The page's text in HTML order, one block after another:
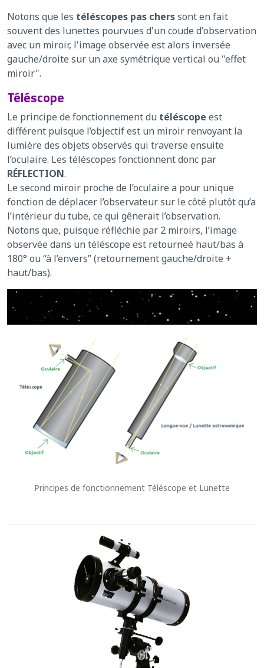
Notons que les téléscopes pas cherssont en fait
souvent des lunettes pourvues d'un coude d'observation
avec un miroir, l'image observée est alors inversée
gauche/droite sur un axe symétrique vertical ou "effet
miroir".
Téléscope
Le principe de fonctionnement du téléscope est
différent puisque l’objectif est un miroir renvoyant la
lumière des objets observés qui traverse ensuite
l’oculaire. Les téléscopes fonctionnent donc par
RÉFLECTION.
Le second miroir proche de l’oculaire a pour unique
fonction de déplacer l’observateur sur le côté plutôt qu’a
l’intérieur du tube, ce qui gênerait l’observation.
Notons que, puisque réfléchie par 2 miroirs, l’image
observée dans un téléscope est retourneé haut/bas à
180° ou “à l’envers” (retournement gauche/droite +
haut/bas).
Principes de fonctionnement Téléscope et Lunette